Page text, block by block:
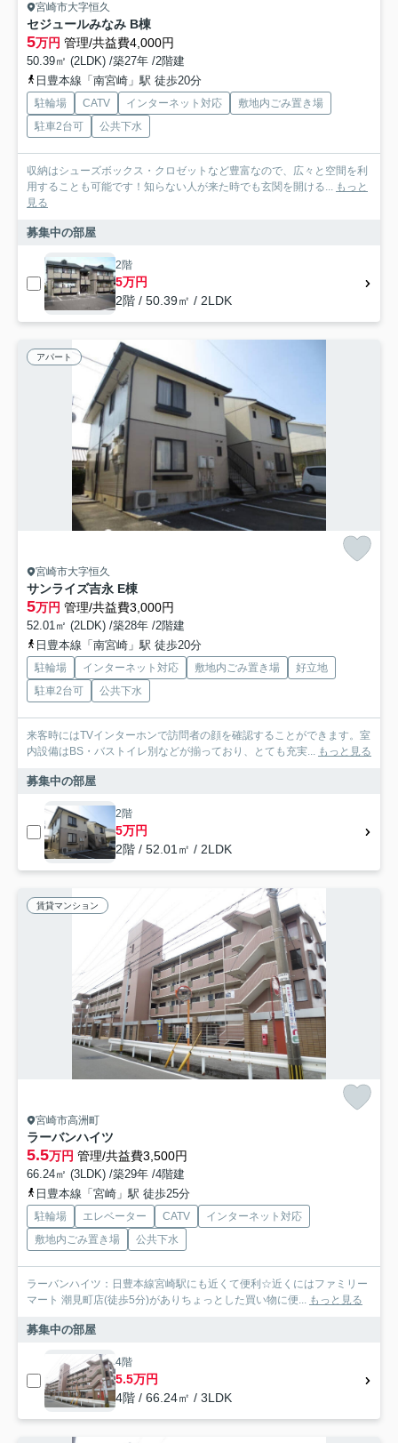
宮崎市大字恒久
セジュールみなみ B棟
5万円 管理/共益費4,000円
50.39㎡ (2LDK) /築27年 /2階建
日豊本線「南宮崎」駅 徒歩20分
駐輪場 CATV インターネット対応
敷地内ごみ置き場
駐車2台可
公共下水
収納はシューズボックス・クロゼットなど豊富なので、広々と空間を利
用することも可能です！知らない人が来た時でも玄関を開ける... もっと
見る
募集中の部屋
2階
5万円
2階 / 50.39㎡ / 2LDK
アパート
宮崎市大字恒久
サンライズ吉永 E棟
5万円 管理/共益費3,000円
52.01㎡ (2LDK) /築28年 /2階建
日豊本線「南宮崎」駅 徒歩20分
駐輪場 インターネット対応 敷地内ごみ置き場
好立地
駐車2台可
公共下水
来客時にはTVインターホンで訪問者の顔を確認することができます。室
内設備はBS・バストイレ別などが揃っており、とても充実... もっと見る
募集中の部屋
2階
5万円
2階 / 52.01㎡ / 2LDK
賃貸マンション
宮崎市高洲町
ラーバンハイツ
5.5万円 管理/共益費3,500円
66.24㎡ (3LDK) /築29年 /4階建
日豊本線「宮崎」駅 徒歩25分
駐輪場 エレベーター CATV
インターネット対応
敷地内ごみ置き場
公共下水
ラーバンハイツ：日豊本線宮崎駅にも近くて便利☆近くにはファミリー
マート 潮見町店(徒歩5分)がありちょっとした買い物に便... もっと見る
募集中の部屋
4階
5.5万円
4階 / 66.24㎡ / 3LDK